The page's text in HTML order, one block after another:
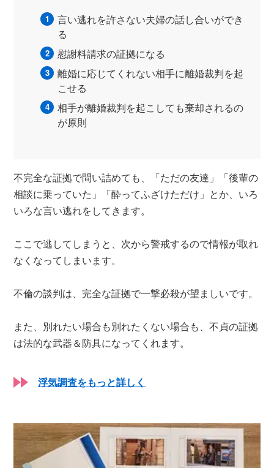
言い逃れを許さない夫婦の話し合いができ
る
慰謝料請求の証拠になる
離婚に応じてくれない相手に離婚裁判を起
こせる
相手が離婚裁判を起こしても棄却されるの
が原則
不完全な証拠で問い詰めても、「ただの友達」「後輩の
相談に乗っていた」「酔ってふざけただけ」とか、いろ
いろな言い逃れをしてきます。
ここで逃してしまうと、次から警戒するので情報が取れ
なくなってしまいます。
不倫の談判は、完全な証拠で一撃必殺が望ましいです。
また、別れたい場合も別れたくない場合も、不貞の証拠
は法的な武器＆防具になってくれます。
浮気調査をもっと詳しく